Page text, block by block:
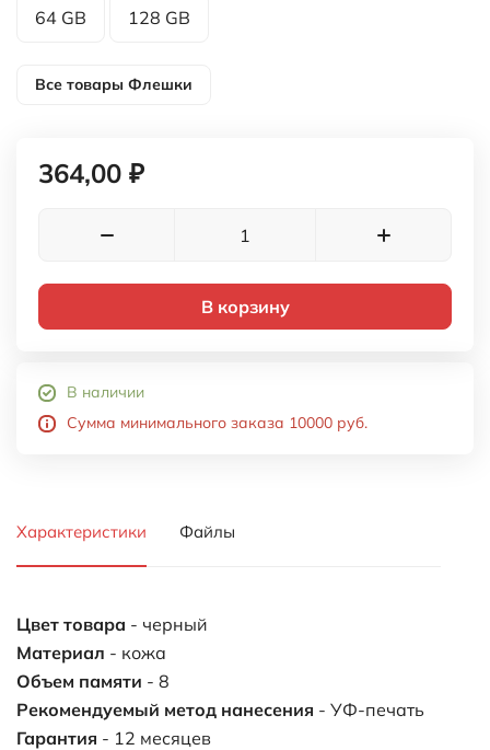
64 GB 128 GB
Все товары Флешки
364,00 ₽
В корзину
В наличии
Сумма минимального заказа 10000 руб.
Характеристики Файлы
Цвет товара - черный
Материал - кожа
Объем памяти - 8
Рекомендуемый метод нанесения - УФ-печать
Гарантия - 12 месяцев